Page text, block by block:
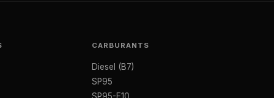
CARBURANTS
Diesel (B7)
SP95